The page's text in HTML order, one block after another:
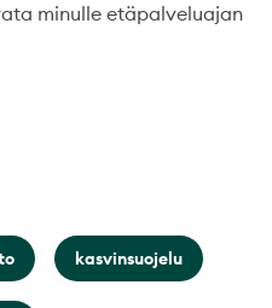
minulle etäpalveluajan
kasvinsuojelu